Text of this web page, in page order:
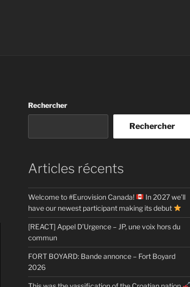
Rechercher
Rechercher
Articles récents
Welcome to #Eurovision Canada!
In 2027 we’ll
have our newest participant making its debut
[REACT] Appel D’Urgence – JP, une voix hors du
commun
FORT BOYARD: Bande annonce – Fort Boyard
2026